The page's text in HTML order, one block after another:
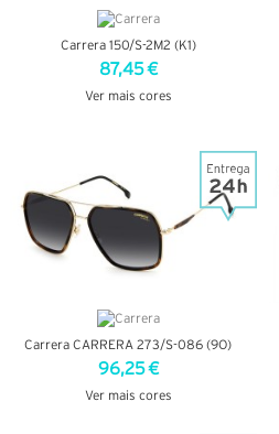
Carrera 150/S-2M2 (K1)
87,45 €
Ver mais cores
Carrera CARRERA 273/S-086 (9O)
96,25 €
Ver mais cores